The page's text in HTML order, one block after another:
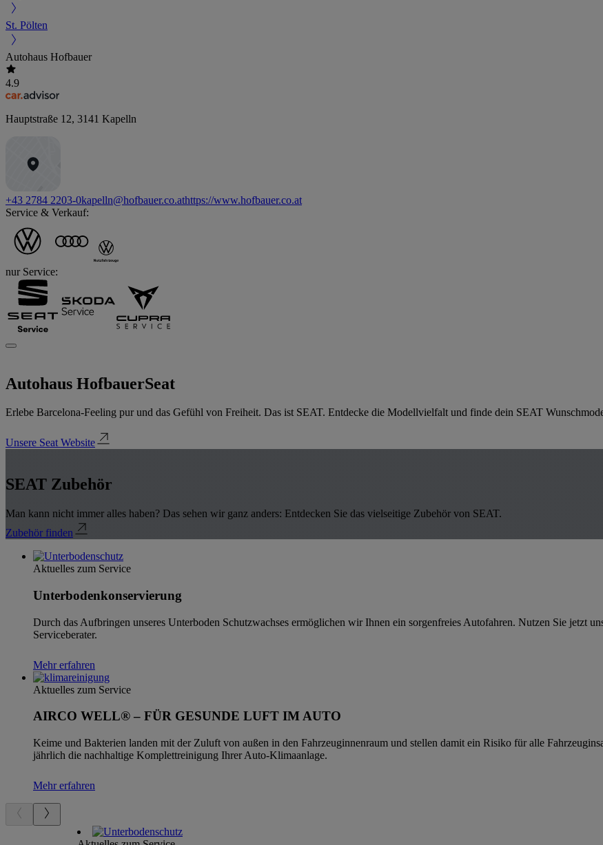
St. Pölten
Autohaus Hofbauer
4.9
Hauptstraße 12, 3141 Kapelln
+43 2784 2203-0kapelln@hofbauer.co.athttps://www.hofbauer.co.at
Service & Verkauf:
nur Service:
Autohaus HofbauerSeat
Erlebe Barcelona-Feeling pur und das Gefühl von Freiheit. Das ist SEAT. Entdecke die Modellvielfalt und finde dein SEAT
Unsere Seat Website
SEAT Zubehör
Man kann nicht immer alles haben? Das sehen wir ganz anders: Entdecken Sie das vielseitige Zubehör von SEAT.
Zubehör finden
Aktuelles zum Service
Unterbodenkonservierung
Durch das Aufbringen unseres Unterboden Schutzwachses ermöglichen wir Ihnen ein sorgenfreies Autofahren. Nutzen Sie jetzt
Serviceberater.
Mehr erfahren
Aktuelles zum Service
AIRCO WELL® – FÜR GESUNDE LUFT IM AUTO
Keime und Bakterien landen mit der Zuluft von außen in den Fahrzeuginnenraum und stellen damit ein Risiko für alle
jährlich die nachhaltige Komplettreinigung Ihrer Auto-Klimaanlage.
Mehr erfahren